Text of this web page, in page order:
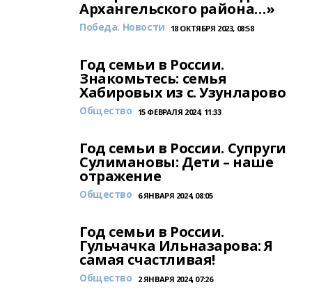
Архангельского района…»
Победа. Новости 18 ОКТЯБРЯ 2023, 08:58
Год семьи в России.
Знакомьтесь: семья
Хабировых из с. Узунларово
Общество 15 ФЕВРАЛЯ 2024, 11:33
Год семьи в России. Супруги
Сулимановы: Дети – наше
отражение
Общество 6 ЯНВАРЯ 2024, 08:05
Год семьи в России.
Гульчачка Ильназарова: Я
самая счастливая!
Общество 2 ЯНВАРЯ 2024, 07:26